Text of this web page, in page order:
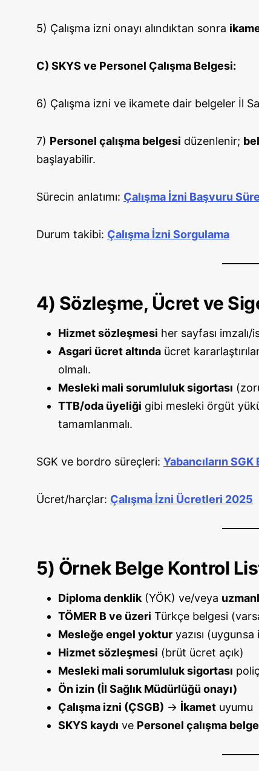
5) Çalışma izni onayı alındıktan sonra
C) SKYS ve Personel Çalışma Belgesi:
6) Çalışma izni ve ikamete dair belgeler İl
7) Personel çalışma belgesi düzenlenir;
başlayabilir.
Sürecin anlatımı: Çalışma İzni Başvuru
Durum takibi: Çalışma İzni Sorgulama
4) Sözleşme, Ücret ve
Hizmet sözleşmesi her sayfası imzalı/
Asgari ücret altında ücret
olmalı.
Mesleki mali sorumluluk sigortası
TTB/oda üyeliği gibi mesleki örgüt
tamamlanmalı.
SGK ve bordro süreçleri: Yabancıların
Ücret/harçlar: Çalışma İzni Ücretleri 2025
5) Örnek Belge Kontrol
Diploma denklik (YÖK) ve/veya
TÖMER B ve üzeri Türkçe belgesi
Mesleğe engel yoktur yazısı (uygunsa
Hizmet sözleşmesi (brüt ücret açık)
Mesleki mali sorumluluk sigortası
Ön izin (İl Sağlık Müdürlüğü onayı)
Çalışma izni (ÇSGB) → İkamet uyumu
SKYS kaydı ve Personel çalışma